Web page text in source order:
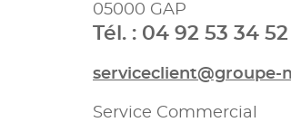
05000 GAP
Tél. : 04 92 53 34 52
serviceclient@groupe-
Service Commercial